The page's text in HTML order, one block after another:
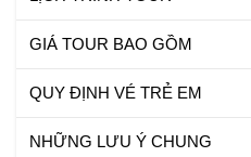
GIÁ TOUR BAO GỒM
QUY ĐỊNH VÉ TRẺ EM
NHỮNG LƯU Ý CHUNG